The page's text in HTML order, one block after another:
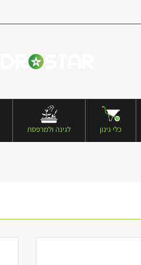
כלי גינון לגינה ולמרפסת